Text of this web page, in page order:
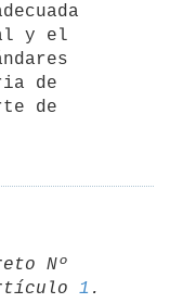
y el
de
de
Nº
1